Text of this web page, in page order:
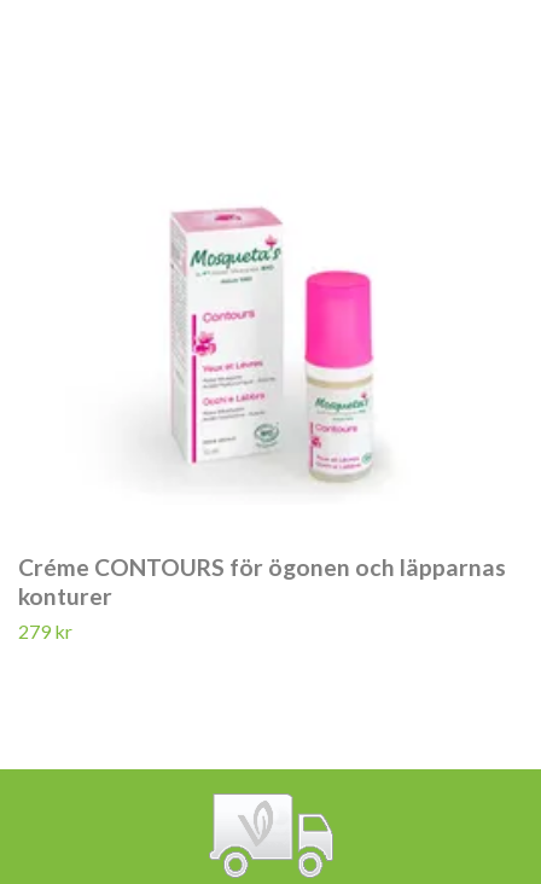
Créme CONTOURS för ögonen och läpparnas
konturer
279 kr